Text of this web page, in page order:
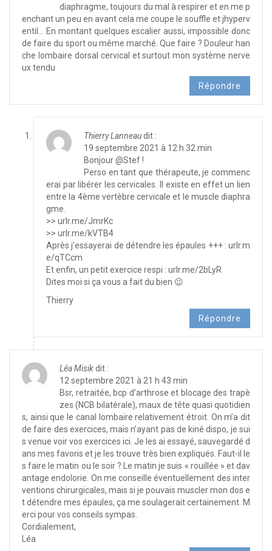
diaphragme, toujours du mal à respirer et en me p
enchant un peu en avant cela me coupe le souffle et jhyperv
entil… En montant quelques escalier aussi, impossible donc
de faire du sport ou même marché. Que faire ? Douleur han
che lombaire dorsal cervical et surtout mon système nerve
ux tendu
Répondre
Thierry Lanneaudit :
19 septembre 2021 à 12 h 32 min
Bonjour @Stef !
Perso en tant que thérapeute, je commenc
erai par libérer les cervicales. Il existe en effet un lien
entre la 4ème vertèbre cervicale et le muscle diaphra
gme.
>> urlr.me/JmrKc
>> urlr.me/kVTB4
Après j’essayerai de détendre les épaules +++ : urlr.m
e/qTCcm
Et enfin, un petit exercice respi : urlr.me/2bLyR
Dites moi si ça vous a fait du bien 😉
Thierry
Répondre
Léa Misikdit :
12 septembre 2021 à 21 h 43 min
Bsr, retraitée, bcp d’arthrose et blocage des trapè
zes (NCB bilatérale), maux de tête quasi quotidien
s, ainsi que le canal lombaire relativement étroit. On m’a dit
de faire des exercices, mais n’ayant pas de kiné dispo, je sui
s venue voir vos exercices ici. Je les ai essayé, sauvegardé d
ans mes favoris et je les trouve très bien expliqués. Faut-il le
s faire le matin ou le soir ? Le matin je suis « rouillée » et dav
antage endolorie. On me conseille éventuellement des inter
ventions chirurgicales, mais si je pouvais muscler mon dos e
t détendre mes épaules, ça me soulagerait certainement. M
erci pour vos conseils sympas.
Cordialement,
Léa